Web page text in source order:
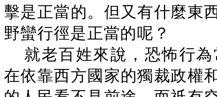
擊是正當的。但又有什麼東
野蠻行徑是正當的呢？
就老百姓來說，恐怖行
在依靠西方國家的獨裁政權